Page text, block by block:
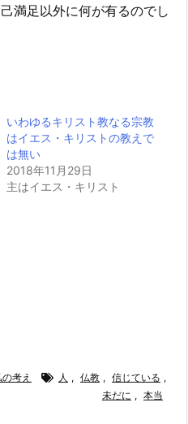
満足以外に何が有るのでし
いわゆるキリスト教なる宗教
はイエス・キリストの教えで
は無い
2018年11月29日
主はイエス・キリスト
考え 人 , 仏教 , 信じている ,
未だに , 本当